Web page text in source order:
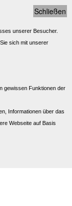
Schließen
unserer Besucher.
sich mit unserer
gewissen Funktionen der
Informationen über das
Webseite auf Basis